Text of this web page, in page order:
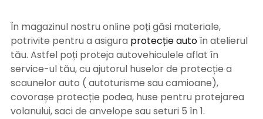
În magazinul nostru online poți găsi materiale,
potrivite pentru a asigura protecție autoîn atelierul
tău. Astfel poți proteja autovehiculele aflat în
service-ul tău, cu ajutorul huselor de protecție a
scaunelor auto ( autoturisme sau camioane),
covorașe protecție podea, huse pentru protejarea
volanului, saci de anvelope sau seturi 5 în 1.